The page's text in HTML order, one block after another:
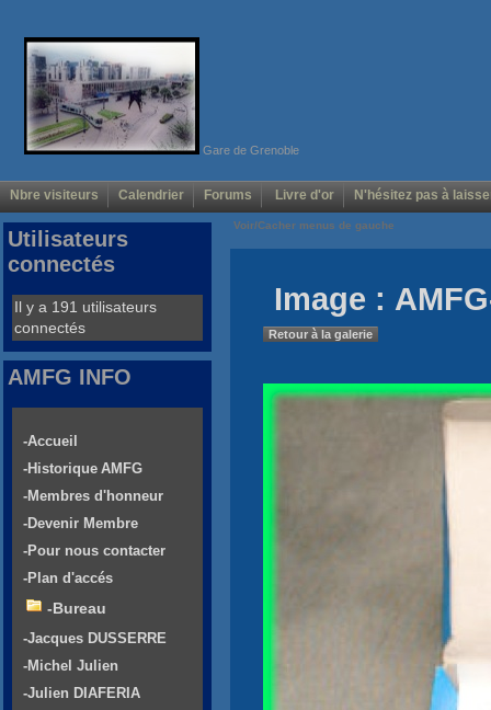
Gare de Grenoble
Nbre visiteurs Calendrier Forums Livre d'or N'hésitez pas à
Voir/Cacher menus de gauche
Image :
Retour à la galerie
Utilisateurs
connectés
Il y a 191 utilisateurs
connectés
AMFG INFO
-Accueil
-Historique AMFG
-Membres d'honneur
-Devenir Membre
-Pour nous contacter
-Plan d'accés
-Bureau
-Jacques DUSSERRE
-Michel Julien
-Julien DIAFERIA